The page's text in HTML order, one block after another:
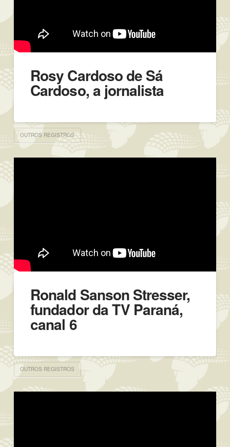
Rosy Cardoso de Sá
Cardoso, a jornalista
OUTROS REGISTROS
Ronald Sanson Stresser,
fundador da TV Paraná,
canal 6
OUTROS REGISTROS